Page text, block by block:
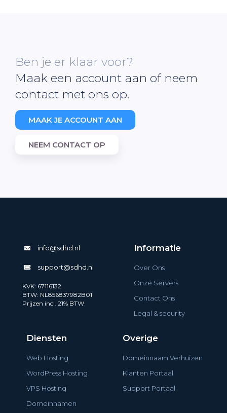
Ben je er klaar voor?
Maak een account aan of neem
contact met ons op.
MAAK JE ACCOUNT AAN
NEEM CONTACT OP
info@sdhd.nl
support@sdhd.nl
KVK: 67116132
BTW: NL856837982B01
Prijzen incl. 21% BTW
Informatie
Over Ons
Onze Servers
Contact Ons
Legal & security
Diensten
Web Hosting
WordPress Hosting
VPS Hosting
Domeinnamen
Overige
Domeinnaam Verhuizen
Klanten Portaal
Support Portaal